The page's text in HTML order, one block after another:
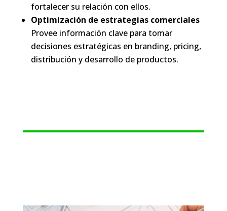
fortalecer su relación con ellos.
Optimización de estrategias comerciales
Provee información clave para tomar
decisiones estratégicas en branding, pricing,
distribución y desarrollo de productos.